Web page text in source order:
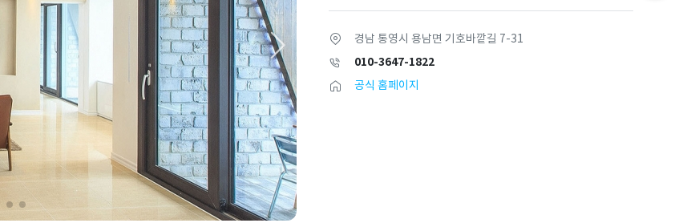
경남 통영시 용남면 기호바깥길 7-31
010-3647-1822
공식 홈페이지